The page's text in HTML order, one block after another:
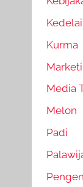
Kedelai
Kurma
Media
Melon
Padi